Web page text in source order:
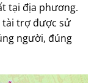
tại địa phương.
tài trợ được sử
người, đúng